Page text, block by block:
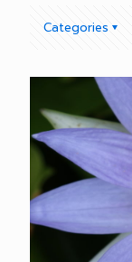
Categories